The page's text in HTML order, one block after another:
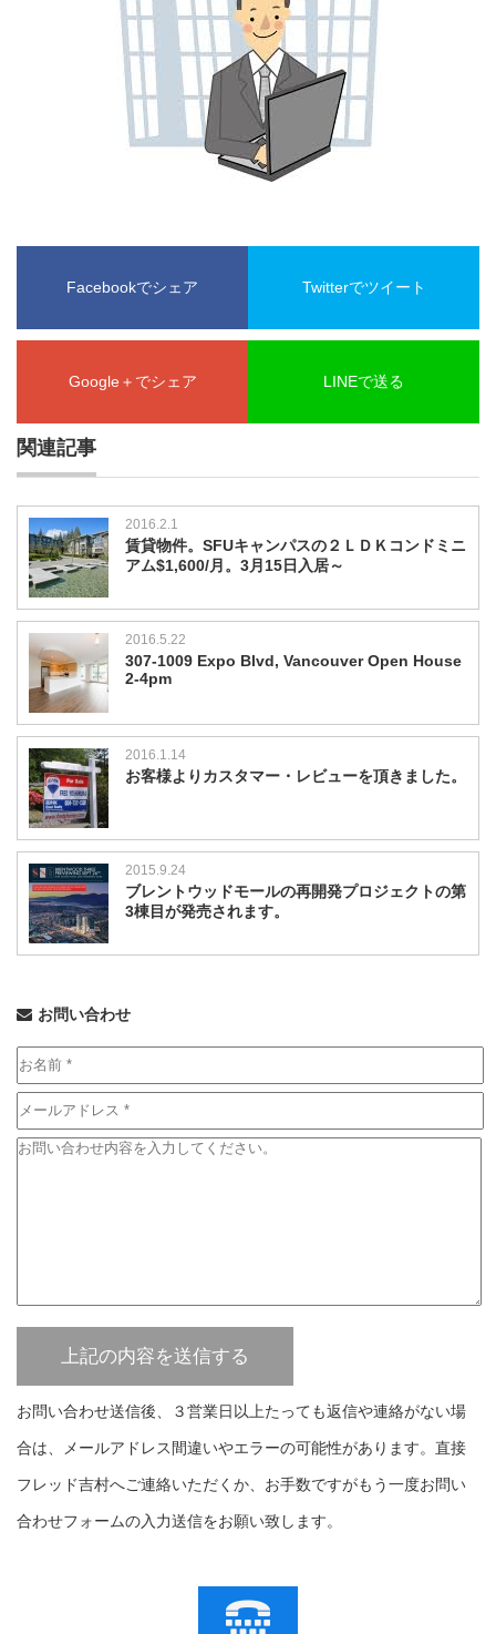
Facebookでシェア Twitterでツイート
Google＋でシェア LINEで送る
関連記事
2016.2.1
賃貸物件。SFUキャンパスの２ＬＤＫコンドミニ
アム$1,600/月。3月15日入居～
2016.5.22
307-1009 Expo Blvd, Vancouver Open House
2-4pm
2016.1.14
お客様よりカスタマー・レビューを頂きました。
2015.9.24
ブレントウッドモールの再開発プロジェクトの第
3棟目が発売されます。
お問い合わせ
お問い合わせ送信後、３営業日以上たっても返信や連絡がない場
合は、メールアドレス間違いやエラーの可能性があります。直接
フレッド吉村へご連絡いただくか、お手数ですがもう一度お問い
合わせフォームの入力送信をお願い致します。